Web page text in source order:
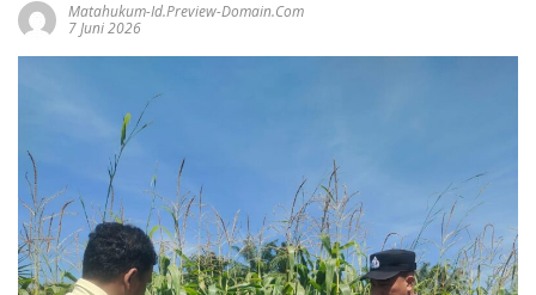
Matahukum-Id.preview-Domain.com
7 Juni 2026